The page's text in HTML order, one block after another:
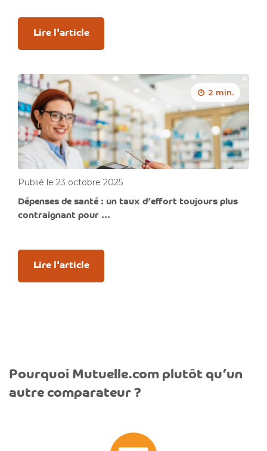
Lire l'article
2 min.
Publié le 23 octobre 2025
Dépenses de santé : un taux d’effort toujours plus
contraignant pour ...
Lire l'article
Pourquoi Mutuelle.com plutôt qu’un
autre comparateur ?